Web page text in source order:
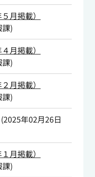
月掲載）
課)
月掲載）
課)
月掲載）
課)
(2025年02月26日
月掲載）
課)